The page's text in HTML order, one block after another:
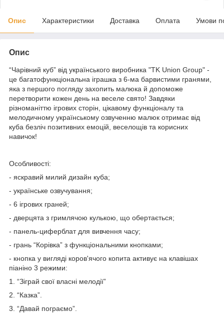
Опис Характеристики Доставка Оплата Умови
Опис
“Чарівний куб” від українського виробника "TK Union Group" -
це багатофункціональна іграшка з 6-ма барвистими гранями,
яка з першого погляду захопить малюка й допоможе
перетворити кожен день на веселе свято! Завдяки
різноманіттю ігрових сторін, цікавому функціоналу та
мелодичному українському озвученню малюк отримає від
куба безліч позитивних емоцій, веселощів та корисних
навичок!
Особливості:
- яскравий милий дизайн куба;
- українське озвучування;
- 6 ігрових граней;
- дверцята з гримлячою кулькою, що обертається;
- панель-циферблат для вивчення часу;
- грань “Корівка” з функціональними кнопками;
- кнопка у вигляді коров'ячого копита активує на клавішах
піаніно 3 режими:
1. “Зіграй свої власні мелодії”
2. “Казка”.
3. “Давай пограємо”.